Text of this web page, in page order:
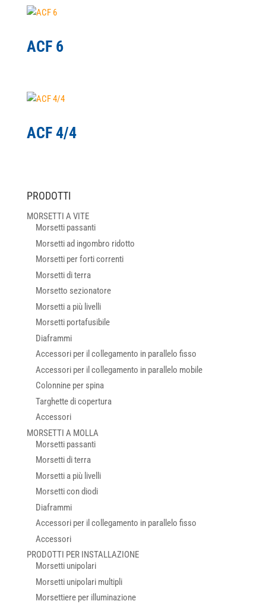
ACF 6
ACF 4/4
PRODOTTI
MORSETTI A VITE
Morsetti passanti
Morsetti ad ingombro ridotto
Morsetti per forti correnti
Morsetti di terra
Morsetto sezionatore
Morsetti a più livelli
Morsetti portafusibile
Diaframmi
Accessori per il collegamento in parallelo fisso
Accessori per il collegamento in parallelo mobile
Colonnine per spina
Targhette di copertura
Accessori
MORSETTI A MOLLA
Morsetti passanti
Morsetti di terra
Morsetti a più livelli
Morsetti con diodi
Diaframmi
Accessori per il collegamento in parallelo fisso
Accessori
PRODOTTI PER INSTALLAZIONE
Morsetti unipolari
Morsetti unipolari multipli
Morsettiere per illuminazione